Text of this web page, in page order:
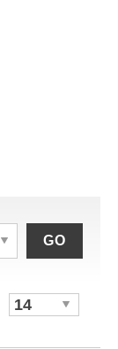
GO